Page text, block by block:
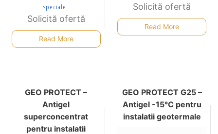
speciale
Solicită ofertă
Read More
Solicită ofertă
Read More
GEO PROTECT –
Antigel
superconcentrat
pentru instalatii
GEO PROTECT G25 –
Antigel -15°C pentru
instalatii geotermale